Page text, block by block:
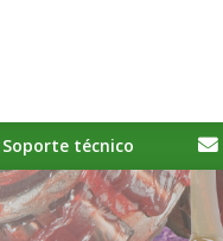
Soporte técnico